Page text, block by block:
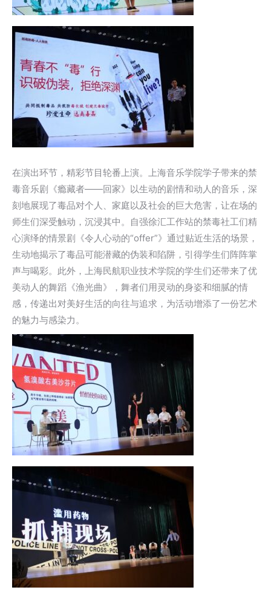
在演出环节，精彩节目轮番上演。上海音乐学院学子带来的禁
毒音乐剧《瘾藏者——回家》以生动的剧情和动人的音乐，深
刻地展现了毒品对个人、家庭以及社会的巨大危害，让在场的
师生们深受触动，沉浸其中。自强徐汇工作站的禁毒社工们精
心演绎的情景剧《令人心动的“offer”》通过贴近生活的场景，
生动地揭示了毒品可能潜藏的伪装和陷阱，引得学生们阵阵掌
声与喝彩。此外，上海民航职业技术学院的学生们还带来了优
美动人的舞蹈《渔光曲》，舞者们用灵动的身姿和细腻的情
感，传递出对美好生活的向往与追求，为活动增添了一份艺术
的魅力与感染力。